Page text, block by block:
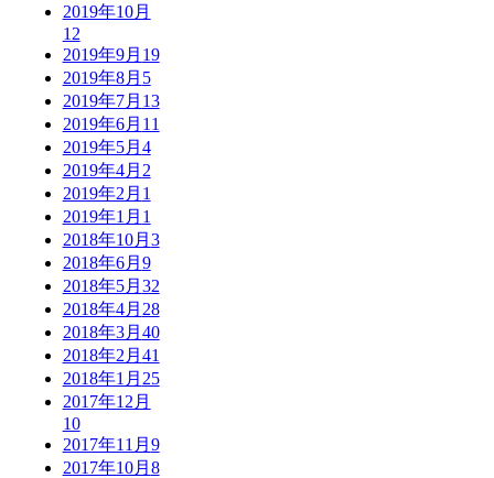
2019年10月
12
2019年9月 19
2019年8月 5
2019年7月 13
2019年6月 11
2019年5月 4
2019年4月 2
2019年2月 1
2019年1月 1
2018年10月 3
2018年6月 9
2018年5月 32
2018年4月 28
2018年3月 40
2018年2月 41
2018年1月 25
2017年12月
10
2017年11月 9
2017年10月 8